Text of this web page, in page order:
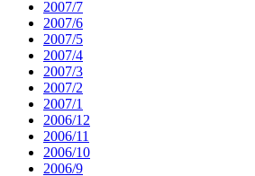
2007/7
2007/6
2007/5
2007/4
2007/3
2007/2
2007/1
2006/12
2006/11
2006/10
2006/9